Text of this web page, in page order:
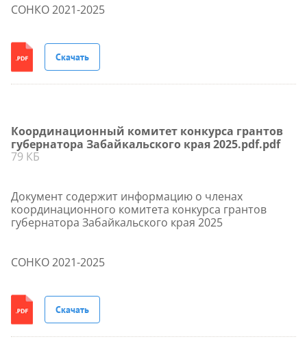
СОНКО 2021-2025
Скачать
Координационный комитет конкурса грантов
губернатора Забайкальского края 2025.pdf.pdf
79 КБ
Документ содержит информацию о членах
координационного комитета конкурса грантов
губернатора Забайкальского края 2025
СОНКО 2021-2025
Скачать